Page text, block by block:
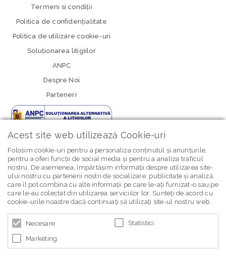
Termeni si condiţii
Politica de confidenţialitate
Politica de utilizare cookie-uri
Soluționarea litigiilor
ANPC
Despre Noi
Parteneri
newsletter Bebe Brands
Acest site web utilizează Cookie-uri
Folosim cookie-uri pentru a personaliza conținutul și anunțurile,
pentru a oferi funcții de social media și pentru a analiza traficul
nostru. De asemenea, împărtășim informații despre utilizarea site-
ului nostru cu partenerii noștri de socializare, publicitate și analiză,
care îl pot combina cu alte informații pe care le-ați furnizat-o sau pe
care le-au colectat din utilizarea serviciilor lor. Sunteți de acord cu
cookie-urile noastre dacă continuați să utilizați site-ul nostru web.
Necesare Statistici
Marketing